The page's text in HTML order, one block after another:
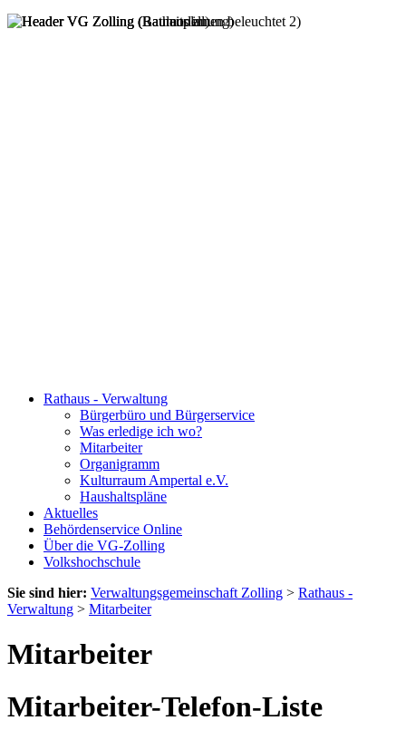
Rathaus - Verwaltung
Bürgerbüro und Bürgerservice
Was erledige ich wo?
Mitarbeiter
Organigramm
Kulturraum Ampertal e.V.
Haushaltspläne
Aktuelles
Behördenservice Online
Über die VG-Zolling
Volkshochschule
Sie sind hier: Verwaltungsgemeinschaft Zolling > Rathaus -
Verwaltung > Mitarbeiter
Mitarbeiter
Mitarbeiter-Telefon-Liste